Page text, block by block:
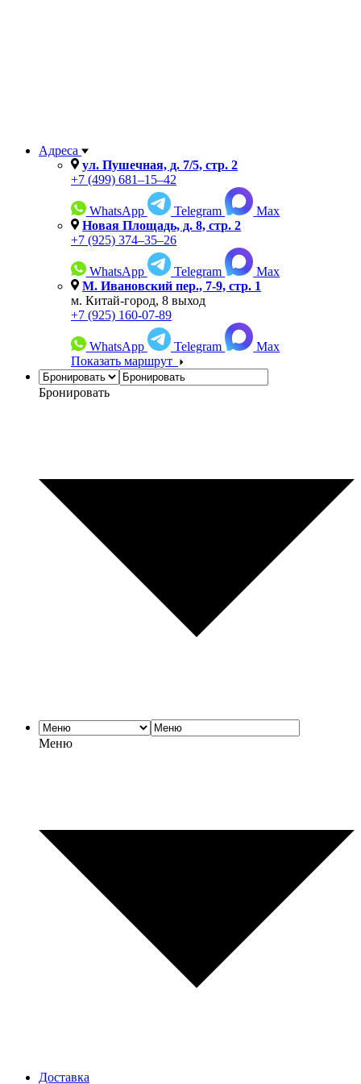
Адреса
ул. Пушечная, д. 7/5, стр. 2
+7 (499) 681–15–42
WhatsApp Telegram
Max
Новая Площадь, д. 8, стр. 2
+7 (925) 374–35–26
WhatsApp Telegram
Max
М. Ивановский пер., 7-9, cтр. 1
м. Китай-город, 8 выход
+7 (925) 160-07-89
WhatsApp Telegram
Max
Показать маршрут
Бронировать
Меню
Доставка